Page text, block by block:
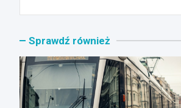
Sprawdź również